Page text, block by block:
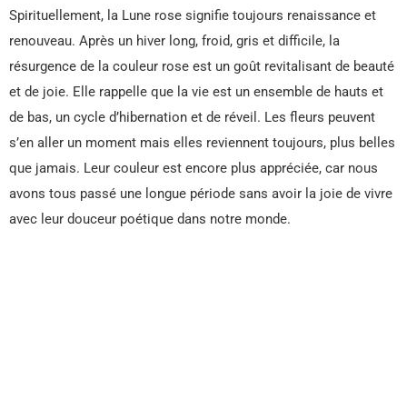
Spirituellement, la Lune rose signifie toujours renaissance et
renouveau. Après un hiver long, froid, gris et difficile, la
résurgence de la couleur rose est un goût revitalisant de beauté
et de joie. Elle rappelle que la vie est un ensemble de hauts et
de bas, un cycle d’hibernation et de réveil. Les fleurs peuvent
s’en aller un moment mais elles reviennent toujours, plus belles
que jamais. Leur couleur est encore plus appréciée, car nous
avons tous passé une longue période sans avoir la joie de vivre
avec leur douceur poétique dans notre monde.